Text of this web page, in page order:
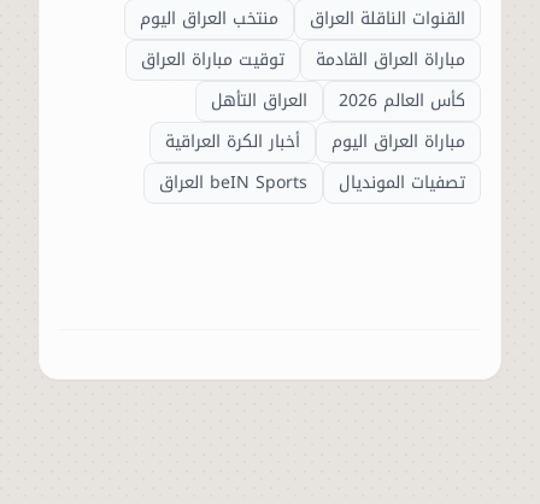
القنوات الناقلة العراق
منتخب العراق اليوم
مباراة العراق القادمة
توقيت مباراة العراق
كأس العالم 2026
العراق التأهل
مباراة العراق اليوم
أخبار الكرة العراقية
تصفيات المونديال
beIN Sports العراق